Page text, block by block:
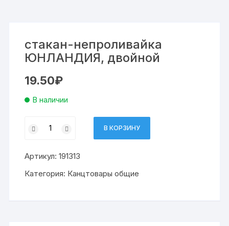
стакан-непроливайка
ЮНЛАНДИЯ, двойной
19.50₽
В наличии
товара
непроливайка
ЮНЛАНДИЯ,
В КОРЗИНУ
Артикул:191313
Категория: Канцтовары общие